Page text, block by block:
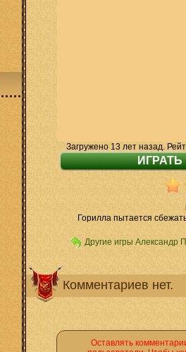
Загружено 13 лет назад.
Горилла пытается
Другие игры Александр
Комментариев нет.
Оставлять